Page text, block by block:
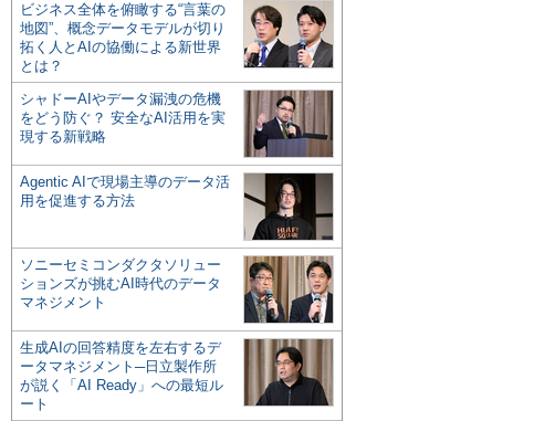
ビジネス全体を俯瞰する“言葉の
地図”、概念データモデルが切り
拓く人とAIの協働による新世界
とは？
シャドーAIやデータ漏洩の危機
をどう防ぐ？ 安全なAI活用を実
現する新戦略
Agentic AIで現場主導のデータ活
用を促進する方法
ソニーセミコンダクタソリュー
ションズが挑むAI時代のデータ
マネジメント
生成AIの回答精度を左右するデ
ータマネジメント─日立製作所
が説く「AI Ready」への最短ル
ート